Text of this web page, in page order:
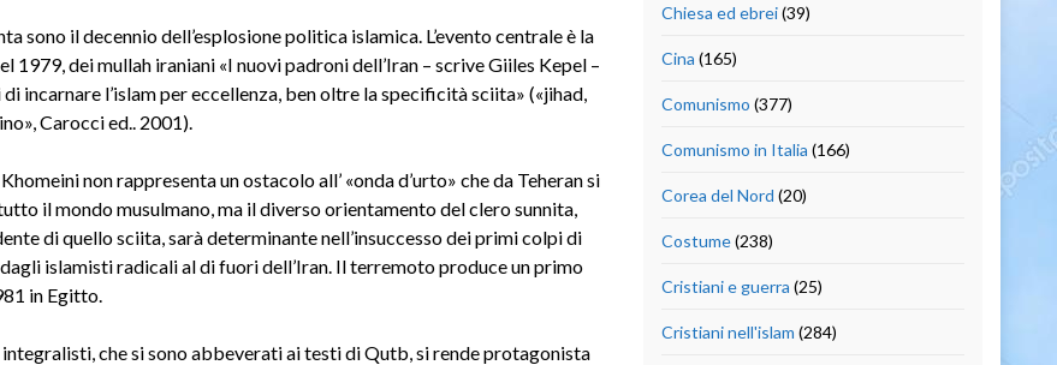
sono il decennio dell’esplosione politica islamica. L’evento centrale è la
1979, dei mullah iraniani «I nuovi padroni dell’Iran – scrive Giiles Kepel –
incarnare l’islam per eccellenza, ben oltre la specificità sciita» («jihad,
Carocci ed.. 2001).
non rappresenta un ostacolo all’ «onda d’urto» che da Teheran si
il mondo musulmano, ma il diverso orientamento del clero sunnita,
di quello sciita, sarà determinante nell’insuccesso dei primi colpi di
islamisti radicali al di fuori dell’Iran. Il terremoto produce un primo
in Egitto.
che si sono abbeverati ai testi di Qutb, si rende protagonista
Chiesa ed ebrei(39)
Cina (165)
Comunismo (377)
Comunismo in Italia (166)
Corea del Nord (20)
Costume(238)
Cristiani e guerra (25)
Cristiani nell'islam (284)